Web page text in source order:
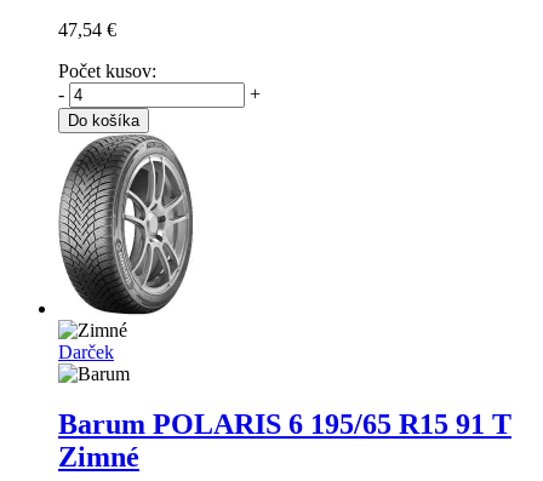
47,54 €
Počet kusov:
-
+
Do košíka
Darček
Barum POLARIS 6 195/65 R15 91 T
Zimné